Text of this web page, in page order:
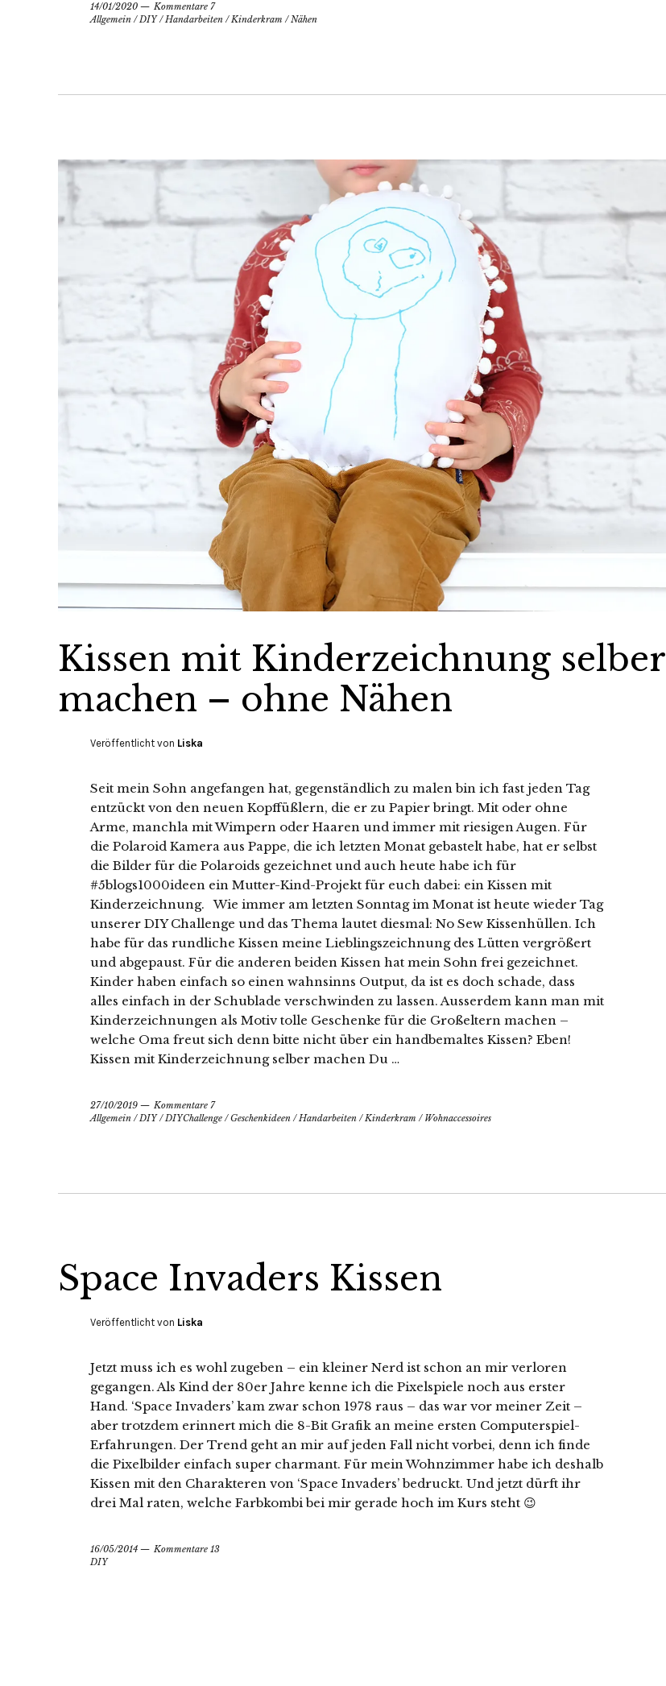
14/01/2020
Kommentare 7
Allgemein /DIY/Handarbeiten /Kinderkram /Nähen
Kissen mit Kinderzeichnung selber
machen – ohne Nähen
Veröffentlicht von Liska
Seit mein Sohn angefangen hat, gegenständlich zu malen bin ich fast jeden Tag
entzückt von den neuen Kopffüßlern, die er zu Papier bringt. Mit oder ohne
Arme, manchla mit Wimpern oder Haaren und immer mit riesigen Augen. Für
die Polaroid Kamera aus Pappe, die ich letzten Monat gebastelt habe, hat er selbst
die Bilder für die Polaroids gezeichnet und auch heute habe ich für
#5blogs1000ideen ein Mutter-Kind-Projekt für euch dabei: ein Kissen mit
Kinderzeichnung. Wie immer am letzten Sonntag im Monat ist heute wieder Tag
unserer DIY Challenge und das Thema lautet diesmal: No Sew Kissenhüllen. Ich
habe für das rundliche Kissen meine Lieblingszeichnung des Lütten vergrößert
und abgepaust. Für die anderen beiden Kissen hat mein Sohn frei gezeichnet.
Kinder haben einfach so einen wahnsinns Output, da ist es doch schade, dass
alles einfach in der Schublade verschwinden zu lassen. Ausserdem kann man mit
Kinderzeichnungen als Motiv tolle Geschenke für die Großeltern machen –
welche Oma freut sich denn bitte nicht über ein handbemaltes Kissen? Eben!
Kissen mit Kinderzeichnung selber machen Du …
27/10/2019
Kommentare 7
Allgemein /DIY/DIYChallenge /Geschenkideen /Handarbeiten /Kinderkram / Wohnaccessoires
Space Invaders Kissen
Veröffentlicht von Liska
Jetzt muss ich es wohl zugeben – ein kleiner Nerd ist schon an mir verloren
gegangen. Als Kind der 80er Jahre kenne ich die Pixelspiele noch aus erster
Hand. ‘Space Invaders’ kam zwar schon 1978 raus – das war vor meiner Zeit –
aber trotzdem erinnert mich die 8-Bit Grafik an meine ersten Computerspiel-
Erfahrungen. Der Trend geht an mir auf jeden Fall nicht vorbei, denn ich finde
die Pixelbilder einfach super charmant. Für mein Wohnzimmer habe ich deshalb
Kissen mit den Charakteren von ‘Space Invaders’ bedruckt. Und jetzt dürft ihr
drei Mal raten, welche Farbkombi bei mir gerade hoch im Kurs steht 😉
16/05/2014
Kommentare 13
DIY